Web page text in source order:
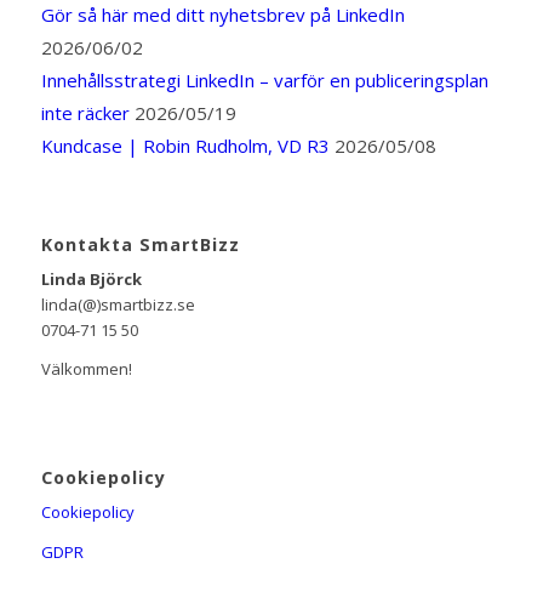
Gör så här med ditt nyhetsbrev på LinkedIn
2026/06/02
Innehållsstrategi LinkedIn – varför en publiceringsplan
inte räcker 2026/05/19
Kundcase | Robin Rudholm, VD R3 2026/05/08
Kontakta SmartBizz
Linda Björck
linda(@)smartbizz.se
0704-71 15 50
Välkommen!
Cookiepolicy
Cookiepolicy
GDPR